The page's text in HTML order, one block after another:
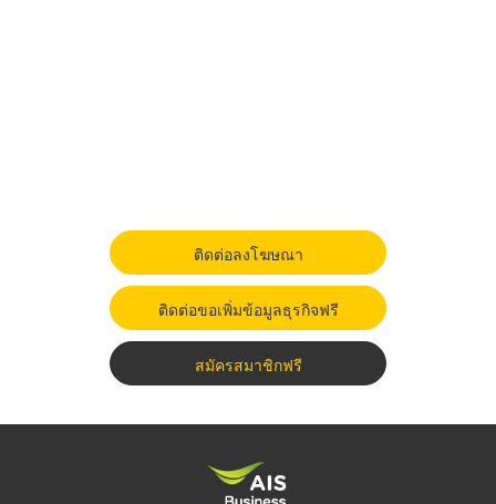
ติดต่อลงโฆษณา
ติดต่อขอเพิ่มข้อมูลธุรกิจฟรี
สมัครสมาชิกฟรี